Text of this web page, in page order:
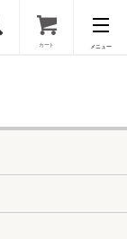
カート メニュー